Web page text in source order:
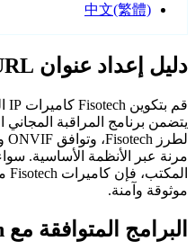
中文(繁體)
دليل إعداد عنوان URL لكاميرا IP Fisotech
يتضمن برنامج المراقبة
مرنة عبر الأنظمة الأساسية.
موثوقة وآمنة.
البرامج المتوافقة مع Fisotech*